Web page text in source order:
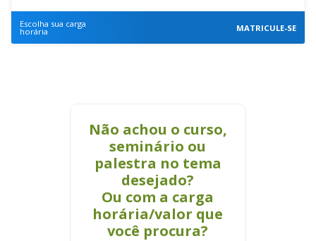
Escolha sua carga
horária MATRICULE-SE
Não achou o curso,
seminário ou
palestra no tema
desejado?
Ou com a carga
horária/valor que
você procura?